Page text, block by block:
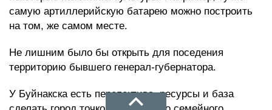
самую артиллерийскую батарею можно построить
на том, же самом месте.
Не лишним было бы открыть для поседения
территорию бывшего генерал-губернатора.
У Буйнакска есть перспектива, ресурсы и база